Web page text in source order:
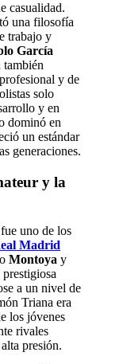
casualidad.
una filosofía
trabajo y
García
también
y de
solo
y en
dominó en
un estándar
generaciones.
y la
fue uno de los
Madrid
Montoya y
a un nivel de
Triana era
los jóvenes
rivales
presión.